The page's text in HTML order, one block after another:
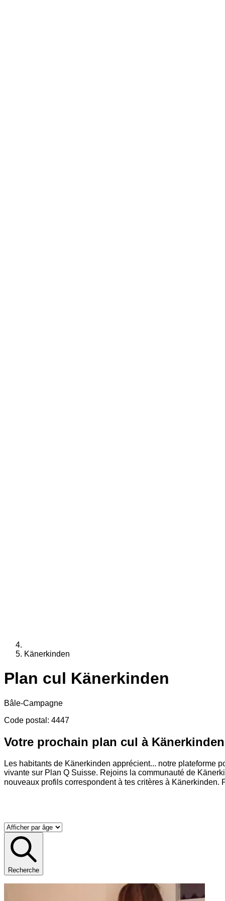
Känerkinden
Plan cul Känerkinden
Bâle-Campagne
Code postal : 4447
Votre prochain plan cul à Känerkinden
Les habitants de Känerkinden apprécient... notre plateforme
vivante sur Plan Q Suisse. Rejoins la communauté de
nouveaux profils correspondent à tes critères à
Recherche